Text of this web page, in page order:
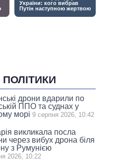
дрони вдарили по
ППО та суднах у
морі 9 серпня 2026, 10:42
викликала посла
через вибух дрона біля
з Румунією
2026, 10:22